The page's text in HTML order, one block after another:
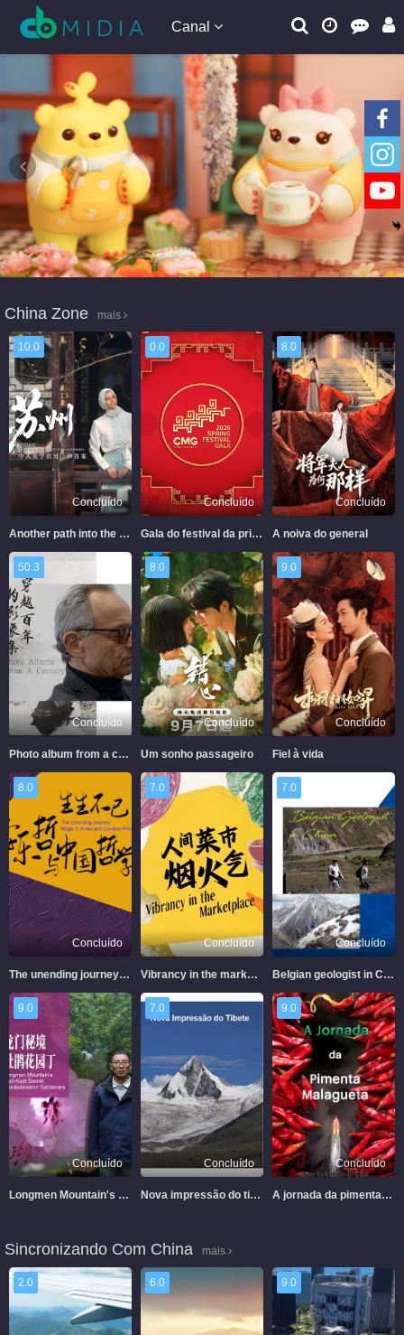
Canal
China Zone mais
10.0
Concluído
Another path into the world of chinese aesthetics
0.0
Concluído
Gala do festival da primavera 2026
8.0
Concluído
A noiva do general
50.3
Concluído
Photo album from a century
8.0
Concluído
Um sonho passageiro
9.0
Concluído
Fiel à vida
8.0
Concluído
The unending journey - Roger T. Ames and Chinese Philosophy
7.0
Concluído
Vibrancy in the marketplace
7.0
Concluído
Belgian geologist in China
9.0
Concluído
Longmen Mountain's Well-Kept Secret
7.0
Concluído
Nova impressão do tibete
9.0
Concluído
A jornada da pimenta malagueta
Sincronizando Com China mais
2.0 6.0 9.0